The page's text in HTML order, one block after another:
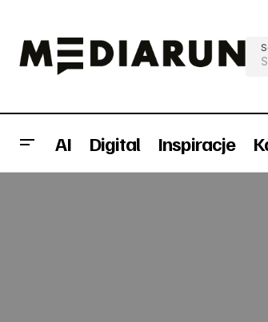
AI Digital Inspiracje